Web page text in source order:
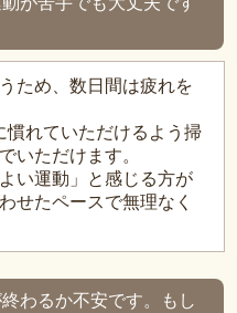
ため、数日間は疲れを
慣れていただけるよう掃
いただけます。
い運動」と感じる方が
せたペースで無理なく
わるか不安です。もし